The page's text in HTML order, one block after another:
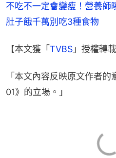
不吃不一定會變瘦！營養師
肚子餓千萬別吃3種食物
【本文獲「TVBS 」授權轉載
「本文內容反映原文作者
01》的立場。」